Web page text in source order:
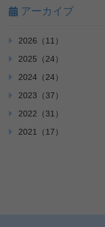
アーカイブ
2026（11）
2025（24）
2024（24）
2023（37）
2022（31）
2021（17）